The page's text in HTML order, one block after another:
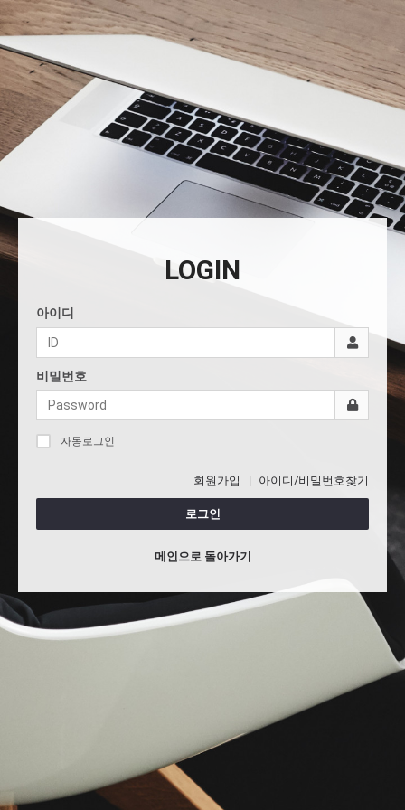
LOGIN
아이디
비밀번호
자동로그인
회원가입 아이디/비밀번호찾기
로그인
메인으로 돌아가기